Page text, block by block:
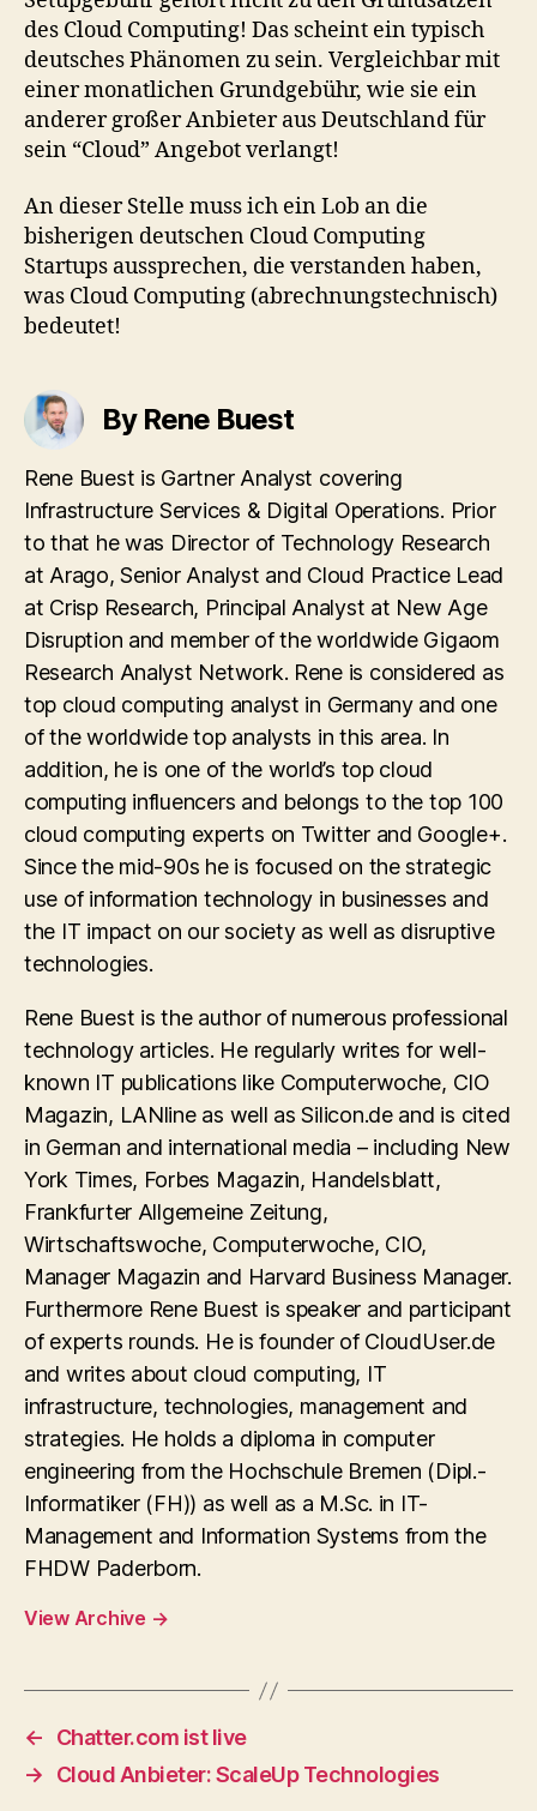
des Cloud Computing! Das scheint ein typisch
deutsches Phänomen zu sein. Vergleichbar mit
einer monatlichen Grundgebühr, wie sie ein
anderer großer Anbieter aus Deutschland für
sein “Cloud” Angebot verlangt!
An dieser Stelle muss ich ein Lob an die
bisherigen deutschen Cloud Computing
Startups aussprechen, die verstanden haben,
was Cloud Computing (abrechnungstechnisch)
bedeutet!
By Rene Buest
Rene Buest is Gartner Analyst covering
Infrastructure Services & Digital Operations. Prior
to that he was Director of Technology Research
at Arago, Senior Analyst and Cloud Practice Lead
at Crisp Research, Principal Analyst at New Age
Disruption and member of the worldwide Gigaom
Research Analyst Network. Rene is considered as
top cloud computing analyst in Germany and one
of the worldwide top analysts in this area. In
addition, he is one of the world’s top cloud
computing influencers and belongs to the top 100
cloud computing experts on Twitter and Google+.
Since the mid-90s he is focused on the strategic
use of information technology in businesses and
the IT impact on our society as well as disruptive
technologies.
Rene Buest is the author of numerous professional
technology articles. He regularly writes for well-
known IT publications like Computerwoche, CIO
Magazin, LANline as well as Silicon.de and is cited
in German and international media – including New
York Times, Forbes Magazin, Handelsblatt,
Frankfurter Allgemeine Zeitung,
Wirtschaftswoche, Computerwoche, CIO,
Manager Magazin and Harvard Business Manager.
Furthermore Rene Buest is speaker and participant
of experts rounds. He is founder of CloudUser.de
and writes about cloud computing, IT
infrastructure, technologies, management and
strategies. He holds a diploma in computer
engineering from the Hochschule Bremen (Dipl.-
Informatiker (FH)) as well as a M.Sc. in IT-
Management and Information Systems from the
FHDW Paderborn.
View Archive →
←
Chatter.com ist live
→
Cloud Anbieter: ScaleUp Technologies